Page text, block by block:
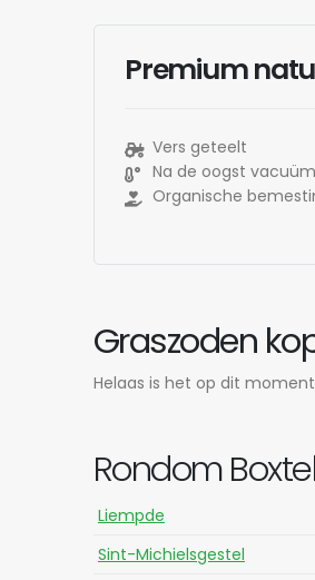
Premium
Vers geteelt
Na de oogst
Organische
Graszoden
Helaas is het op dit
Rondom
Liempde
Sint-Michielsgestel